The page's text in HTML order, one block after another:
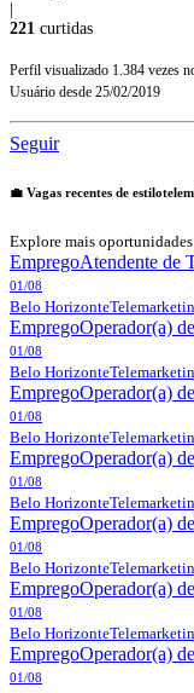
221 curtidas
Perfil visualizado 1.384 vezes
Usuário desde 25/02/2019
Seguir
💼 Vagas recentes de
Explore mais
EmpregoAtendente de
01/08
Belo Horizonte
EmpregoOperador(a)
01/08
Belo Horizonte
EmpregoOperador(a)
01/08
Belo Horizonte
EmpregoOperador(a)
01/08
Belo Horizonte
EmpregoOperador(a)
01/08
Belo Horizonte
EmpregoOperador(a)
01/08
Belo Horizonte
EmpregoOperador(a)
01/08